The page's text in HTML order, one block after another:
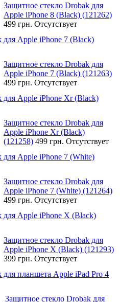
Защитное стекло Drobak для
Apple iPhone 8 (Black) (121262)
499 грн. Отсутствует
для Apple iPhone 7 (Black)
Защитное стекло Drobak для
Apple iPhone 7 (Black) (121263)
499 грн. Отсутствует
для Apple iPhone Xr (Black)
Защитное стекло Drobak для
Apple iPhone Xr (Black)
(121258) 499 грн. Отсутствует
для Apple iPhone 7 (White)
Защитное стекло Drobak для
Apple iPhone 7 (White) (121264)
499 грн. Отсутствует
для Apple iPhone X (Black)
Защитное стекло Drobak для
Apple iPhone X (Black) (121293)
399 грн. Отсутствует
для планшета Apple iPad Pro 4
Защитное стекло Drobak для